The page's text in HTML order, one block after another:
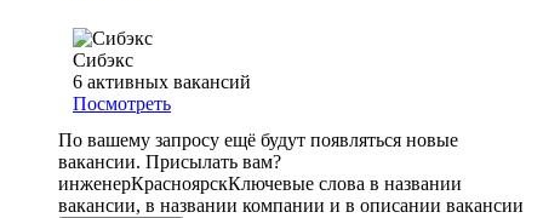
Сибэкс
6 активных вакансий
Посмотреть
По вашему запросу ещё будут появляться новые
вакансии. Присылать вам?
инженерКрасноярскКлючевые слова в названии
вакансии, в названии компании и в описании вакансии